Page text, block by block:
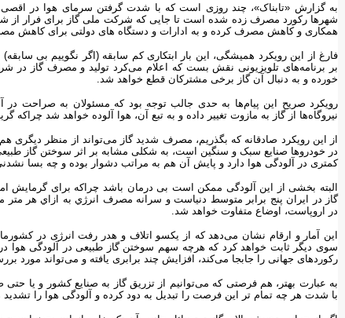
به گزارش «تابناک»، چند روزی است که با شدت گرفتن سرمای هوا در
شهرها رکورد مصرف زده شده است تا جایی که شرکت ملی گاز برای فرار از
همکاری و کاهش مصرف کرده و به ادارات و دستگاه های دولتی برای کاهش
فارغ از این رویکرد همیشگی، این بار ابتکاری کم سابقه (اگر نگوییم بی
بر برنامه‌های تلویزیونی نقش بست که اعلام می‌کرد تولید و مصرف گاز در
خورده و به دنبال آن گاز برخی مشترکان قطع خواهد شد.
رویکرد صریح این پیام‌ها به حدی جالب توجه بود که مسئولان به صراحت در
نیروگاه‌ها از گاز به مازوت تغییر داده و به تبع آن، هوا آلوده خواهد شد چراکه
از این رویکرد صادقانه که بگذریم، مصرف شدید گاز می‌تواند از منظر دیگری
در خودروها صنایع سبک و سنگین است، به شکلی مشابه بر اثر سوختن گاز
کمتری در آلودگی هوا دارد و پایش آن هم به مراتب دشوار بوده و چه بسا
البته بخشی از این آلودگی ممکن است بی درمان باشد چراکه برای گرمایش
در اروپاست، اوضاع متفاوت خواهد شد.
این آمار و ارقام نشان می‌دهد که از یکسو اتلاف و هدر رفت انرژی در
سوی دیگر ثابت خواهد کرد که هرچه سهم سوختن گاز طبیعی در آلودگی
رکوردهای جهانی را جابجا می‌کند، افزایش چند برابری یافته و می‌تواند مورد
به عبارت بهتر، هم فرصتی که می‌توانیم از تزریق گاز به صنایع کشور و یا
با شدت هر چه تمام تر این فرصت را تبدیل به دود کرده و آلودگی هوا را